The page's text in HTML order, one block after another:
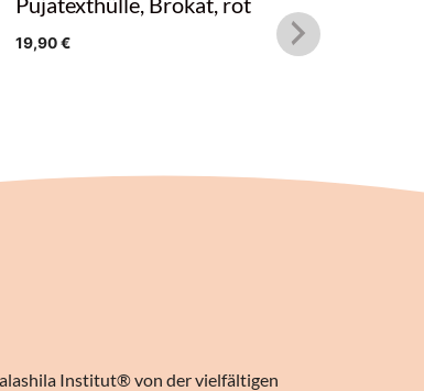
19,90€
Institut® von der vielfältigen